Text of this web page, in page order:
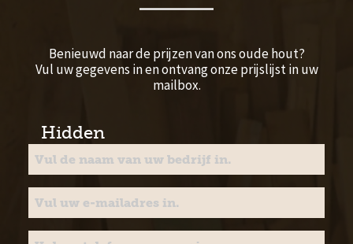
Benieuwd naar de prijzen van ons oude hout?
Vul uw gegevens in en ontvang onze prijslijst in uw
mailbox.
Hidden